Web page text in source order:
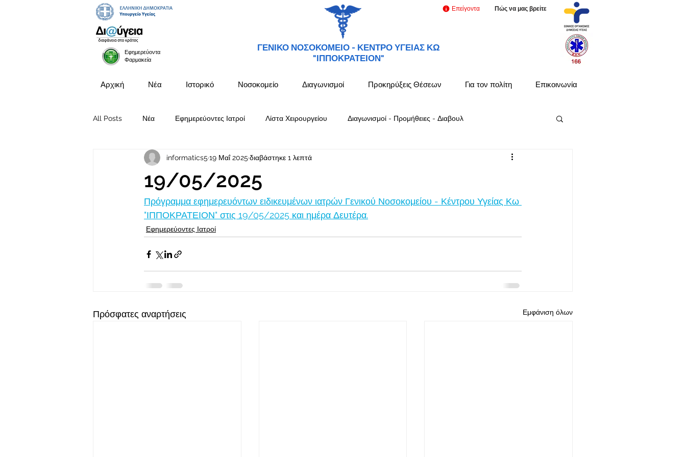
Εφημερεύοντα
Φαρμακεία
ΓΕΝΙΚΟ ΝΟΣΟΚΟΜΕΙΟ - ΚΕΝΤΡΟ ΥΓΕΙΑΣ ΚΩ
"ΙΠΠΟΚΡΑΤΕΙΟΝ"
Επείγοντα Πώς να μας βρείτε
Αρχική Νέα Ιστορικό Νοσοκομείο Διαγωνισμοί Προκηρύξεις Θέσεων Για τον πολίτη Επικοινωνία
All Posts Νέα Εφημερεύοντες Ιατροί Λίστα Χειρουργείου Διαγωνισμοί - Προμήθειες - Διαβουλ
Προκηρύξεις Θέσεων
19/05/2025
informatics5 19 Μαΐ 2025 διαβάστηκε 1 λεπτά
Πρόγραμμα εφημερευόντων ειδικευμένων ιατρών Γενικού Νοσοκομείου - Κέντρου Υγείας Κω
"ΙΠΠΟΚΡΑΤΕΙΟΝ" στις 19/05/2025 και ημέρα Δευτέρα.
Εφημερεύοντες Ιατροί
Πρόσφατες αναρτήσεις Εμφάνιση όλων